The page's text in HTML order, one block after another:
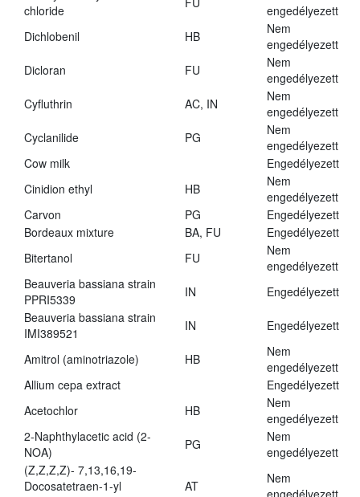
chloride
engedélyezett
Dichlobenil
HB
Nem
engedélyezett
Dicloran
FU
Nem
engedélyezett
Cyfluthrin
AC, IN
Nem
engedélyezett
Cyclanilide
PG
Nem
engedélyezett
Cow milk
Engedélyezett
Cinidion ethyl
HB
Nem
engedélyezett
Carvon
PG
Engedélyezett
Bordeaux mixture
BA, FU
Engedélyezett
Bitertanol
FU
Nem
engedélyezett
Beauveria bassiana strain
PPRI5339
IN
Engedélyezett
Beauveria bassiana strain
IMI389521
IN Engedélyezett
Amitrol (aminotriazole) HB
Nem
engedélyezett
Allium cepa extract
Engedélyezett
Acetochlor
HB
Nem
engedélyezett
2-Naphthylacetic acid (2-
NOA)
PG
Nem
engedélyezett
(Z,Z,Z,Z)- 7,13,16,19-
Docosatetraen-1-yl
AT
Nem